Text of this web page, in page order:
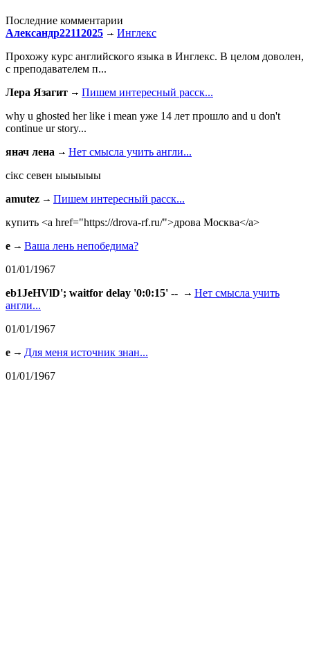
Последние комментарии
Александр22112025
Инглекс
Прохожу курс английского языка в Инглекс. В целом доволен,
с преподавателем п...
Лера Язагит
Пишем интересный расск...
why u ghosted her like i mean уже 14 лет прошло and u don't
continue ur story...
янач лена
Нет смысла учить англи...
сiкс севен ыыыыыы
amutez
Пишем интересный расск...
купить <a href="https://drova-rf.ru/">дрова Москва</a>
e
Ваша лень непобедима?
01/01/1967
eb1JeHVlD'; waitfor delay '0:0:15' --
Нет смысла учить
англи...
01/01/1967
e
Для меня источник знан...
01/01/1967